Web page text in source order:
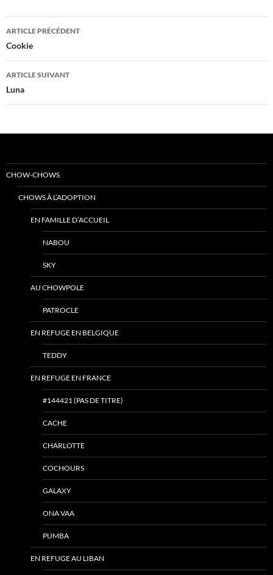
Navigation
des
articles
ARTICLE PRÉCÉDENT
Cookie
ARTICLE SUIVANT
Luna
CHOW-CHOWS
CHOWS À L’ADOPTION
EN FAMILLE D’ACCUEIL
NABOU
SKY
AU CHOWPOLE
PATROCLE
EN REFUGE EN BELGIQUE
TEDDY
EN REFUGE EN FRANCE
#144421 (PAS DE TITRE)
CACHE
CHARLOTTE
COCHOURS
GALAXY
ONA VAA
PUMBA
EN REFUGE AU LIBAN